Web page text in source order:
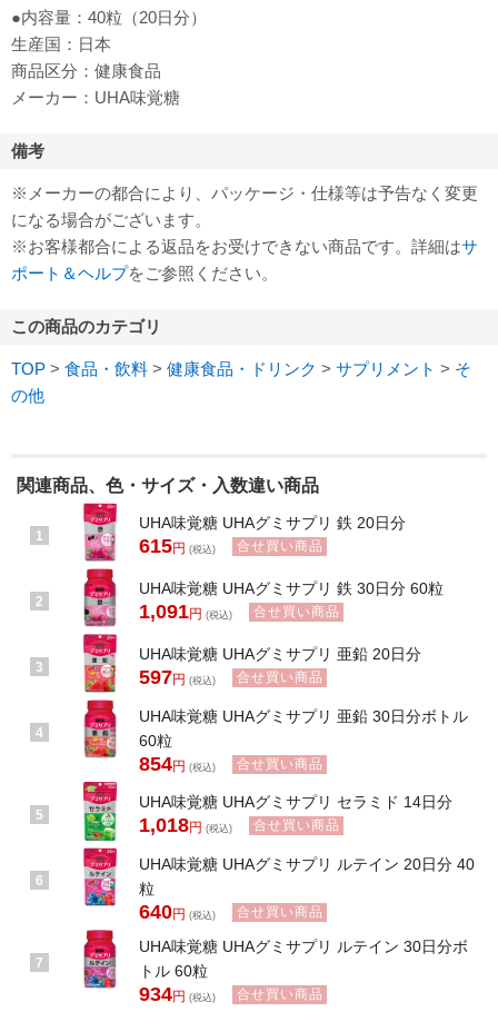
●内容量：40粒（20日分）
生産国：日本
商品区分：健康食品
メーカー：UHA味覚糖
備考
※メーカーの都合により、パッケージ・仕様等は予告なく変更
になる場合がございます。
※お客様都合による返品をお受けできない商品です。詳細はサ
ポート＆ヘルプをご参照ください。
この商品のカテゴリ
TOP > 食品・飲料 > 健康食品・ドリンク > サプリメント > そ
の他
関連商品、色・サイズ・入数違い商品
1
UHA味覚糖 UHAグミサプリ 鉄 20日分
615円 (税込) 合せ買い商品
2
UHA味覚糖 UHAグミサプリ 鉄 30日分 60粒
1,091円 (税込) 合せ買い商品
3
UHA味覚糖 UHAグミサプリ 亜鉛 20日分
597円 (税込) 合せ買い商品
4
UHA味覚糖 UHAグミサプリ 亜鉛 30日分ボトル
60粒
854円 (税込) 合せ買い商品
5
UHA味覚糖 UHAグミサプリ セラミド 14日分
1,018円 (税込) 合せ買い商品
6
UHA味覚糖 UHAグミサプリ ルテイン 20日分 40
粒
640円 (税込) 合せ買い商品
7
UHA味覚糖 UHAグミサプリ ルテイン 30日分ボ
トル 60粒
934円 (税込) 合せ買い商品